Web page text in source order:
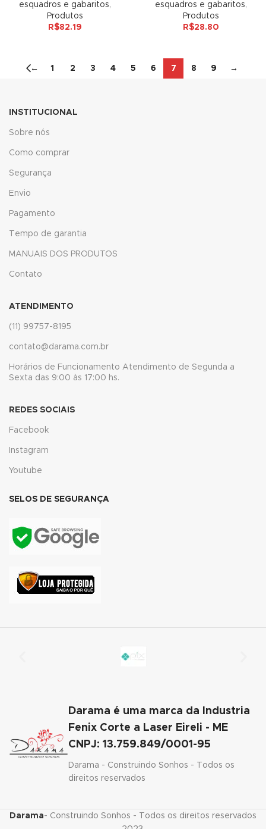
panel
panel
panel
panel
panel
panel
panel
panel
Panel
esquadros e gabaritos,
Produtos
R$82.19
esquadros e gabaritos,
Produtos
R$28.80
← 1 2 3 4 5 6 7 8 9 →
INSTITUCIONAL
Sobre nós
Como comprar
Segurança
Envio
Pagamento
Tempo de garantia
MANUAIS DOS PRODUTOS
Contato
ATENDIMENTO
(11) 99757-8195
contato@darama.com.br
Horários de Funcionamento Atendimento de Segunda a
Sexta das 9:00 às 17:00 hs.
REDES SOCIAIS
Facebook
Instagram
Youtube
SELOS DE SEGURANÇA
Darama é uma marca da Industria
Fenix Corte a Laser Eireli - ME
CNPJ: 13.759.849/0001-95
Darama - Construindo Sonhos - Todos os
direitos reservados
Darama- Construindo Sonhos - Todos os direitos reservados